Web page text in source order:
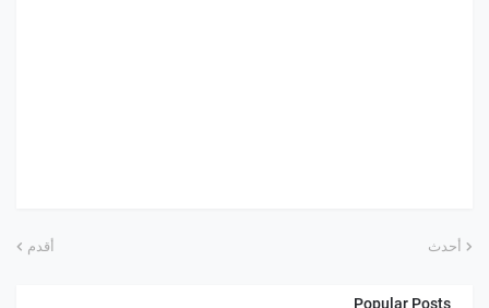
أحدث أقدم
Popular Posts